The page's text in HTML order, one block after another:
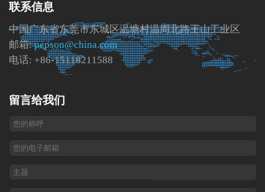
联系信息
中国广东省东莞市东城区温塘村温周北路王山工业区
邮箱:pepson@china.com
电话: +86-15118211588
留言给我们